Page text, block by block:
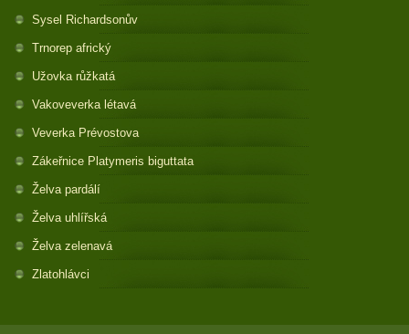
Sysel Richardsonův
Trnorep africký
Užovka růžkatá
Vakoveverka létavá
Veverka Prévostova
Zákeřnice Platymeris biguttata
Želva pardálí
Želva uhlířská
Želva zelenavá
Zlatohlávci